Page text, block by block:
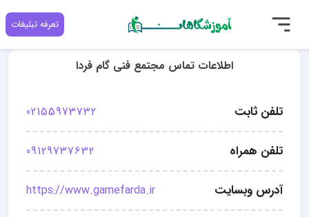
تعرفه تبلیغات
اطلاعات تماس مجتمع فنی گام فردا
تلفن ثابت 02155973732
تلفن همراه 09129737632
آدرس وبسایت https://www.gamefarda.ir